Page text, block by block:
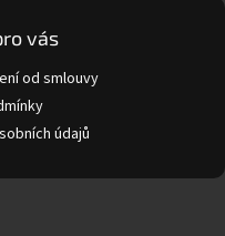
vás
od smlouvy
údajů